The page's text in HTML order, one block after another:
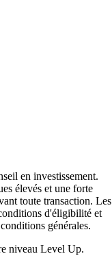
en investissement.
élevés et une forte
toute transaction. Les
d'éligibilité et
générales.
niveau Level Up.